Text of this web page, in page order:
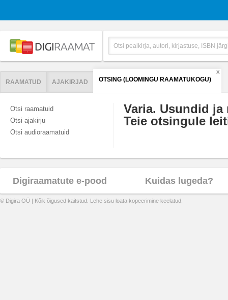
RAAMATUD AJAKIRJAD OTSING (LOOMINGU RAAMATUKOGU)
X
Otsi raamatuid
Otsi ajakirju
Otsi audioraamatuid
Varia. Usundid
Teie otsingule
Digiraamatute e-pood Kuidas lugeda?
© Digira OÜ | Kõik õigused kaitstud. Lehe sisu loata kopeerimine keelatud.